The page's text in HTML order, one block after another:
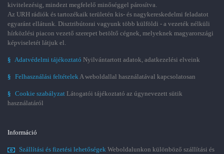
kivitelezésig, mindezt megfelelő minőséggel párosítva.
Az URH rádiók és tartozékaik területén kis- és nagykereskedelmi feladatot
egyaránt ellátunk. Disztribútorai vagyunk több külföldi - a vezeték nélküli
hírközlési piacon vezető szerepet betöltő cégnek, melyeknek magyarországi
képviseletét látjuk el.
§ Adatvédelmi tájékoztató Nyilvántartott adatok, adatkezelési elveink
§ Felhasználási feltételek A weboldallal használatával kapcsolatosan
§ Cookie szabályzat Látogatói tájékoztató az úgynevezett sütik
használatáról
Információ
Szállítási és fizetési lehetőségek Weboldalunkon különböző szállítási és